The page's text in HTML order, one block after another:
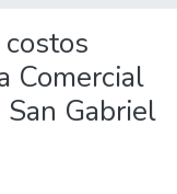
Comercial
Gabriel